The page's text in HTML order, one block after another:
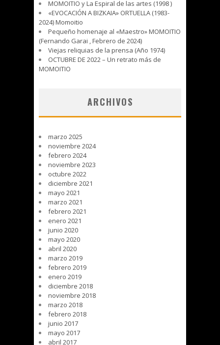
MOMOITIO y La Espiral de las artes (1998 )
«EVOCACIÓN A BIZKAIA» ORTUELLA (1983-
2024) Momoitio
Pequeño homenaje al «Maestro» MOMOITIO
(Fernando Garai , Febrero de 2024)
Viejas reliquias de la prensa (Año 1974)
OCTUBRE DE 2022 – Un retrato más de
MOMOITIO
ARCHIVOS
marzo 2025
noviembre 2024
febrero 2024
noviembre 2023
octubre 2022
diciembre 2021
mayo 2021
marzo 2021
febrero 2021
enero 2021
junio 2020
mayo 2020
abril 2020
marzo 2019
febrero 2019
enero 2019
diciembre 2018
noviembre 2018
marzo 2018
febrero 2018
junio 2017
mayo 2017
abril 2017